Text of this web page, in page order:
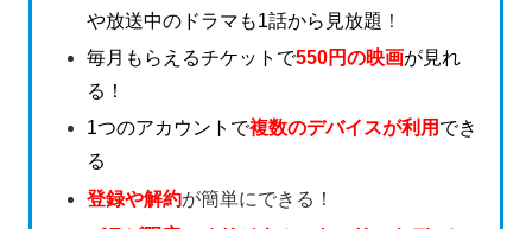
や放送中のドラマも1話から見放題 ！
毎月もらえるチケットで550円の映画が見れ
る！
1つのアカウントで複数のデバイスが利用 でき
る
登録や解約が簡単にできる！